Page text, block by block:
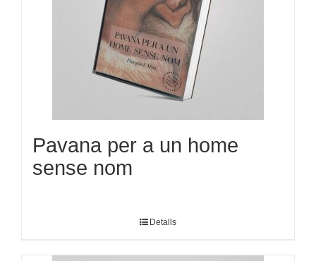
Pavana per a un home
sense nom
Detalls